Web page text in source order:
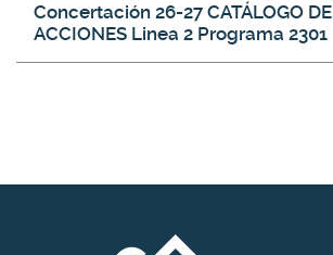
Concertación 26-27 CATÁLOGO DE
ACCIONES Linea 2 Programa 2301